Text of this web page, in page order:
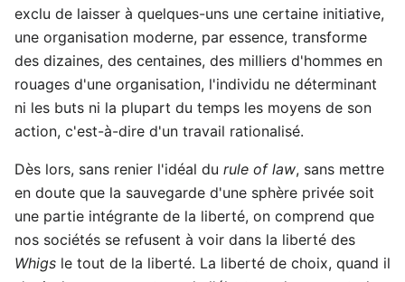
exclu de laisser à quelques-uns une certaine initiative,
une organisation moderne, par essence, transforme
des dizaines, des centaines, des milliers d'hommes en
rouages d'une organisation, l'individu ne déterminant
ni les buts ni la plupart du temps les moyens de son
action, c'est-à-dire d'un travail rationalisé.
Dès lors, sans renier l'idéal du rule of law, sans mettre
en doute que la sauvegarde d'une sphère privée soit
une partie intégrante de la liberté, on comprend que
nos sociétés se refusent à voir dans la liberté des
Whigs le tout de la liberté. La liberté de choix, quand il